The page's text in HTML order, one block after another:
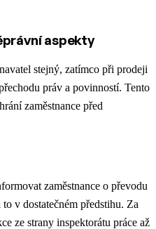
aspekty
stejný, zatímco při prodeji
práv a povinností. Tento
zaměstnance před
zaměstnance o převodu
v dostatečném předstihu. Za
ze strany inspektorátu práce až